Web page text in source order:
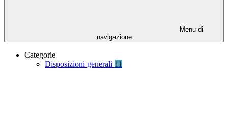
Menu di
navigazione
Categorie
Disposizioni generali 11